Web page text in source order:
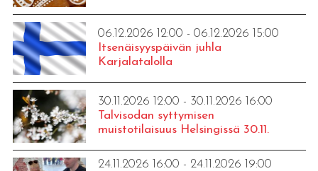
06.12.2026 12:00 - 06.12.2026 15:00
Itsenäisyyspäivän juhla
Karjalatalolla
30.11.2026 12:00 - 30.11.2026 16:00
Talvisodan syttymisen
muistotilaisuus Helsingissä 30.11.
24.11.2026 16:00 - 24.11.2026 19:00